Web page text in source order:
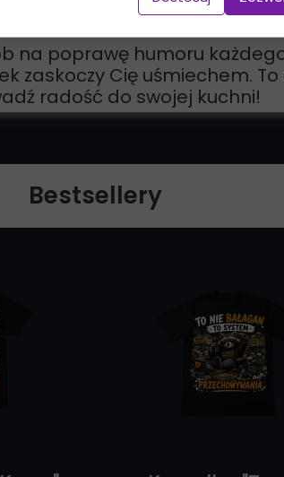
na poprawę humoru
zaskoczy Cię uśmiechem.
radość do swojej kuchni!
Bestsellery